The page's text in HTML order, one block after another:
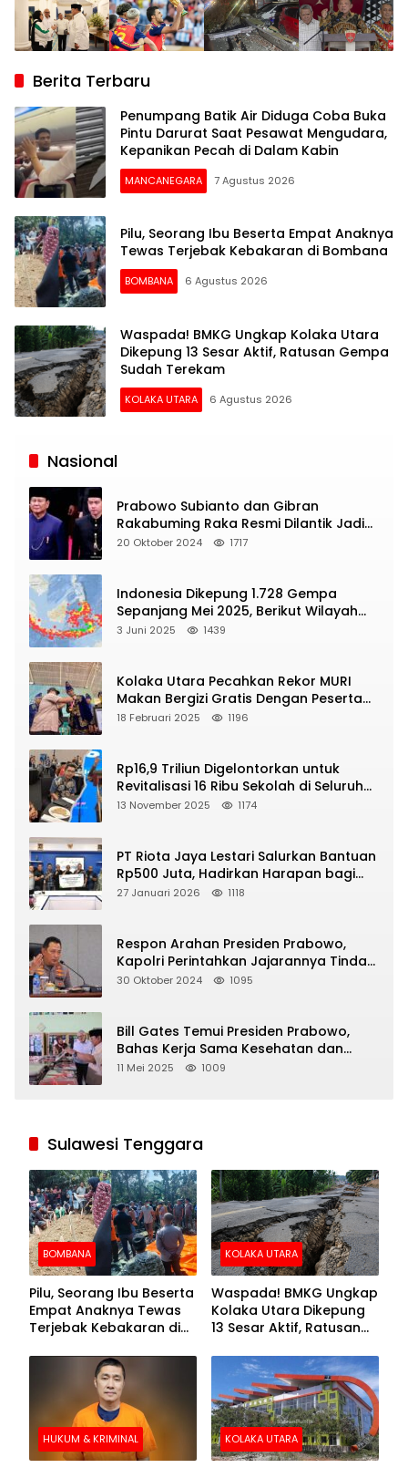
Berita Terbaru
Penumpang Batik Air Diduga Coba Buka
Pintu Darurat Saat Pesawat Mengudara,
Kepanikan Pecah di Dalam Kabin
MANCANEGARA 7 Agustus 2026
Pilu, Seorang Ibu Beserta Empat Anaknya
Tewas Terjebak Kebakaran di Bombana
BOMBANA 6 Agustus 2026
Waspada! BMKG Ungkap Kolaka Utara
Dikepung 13 Sesar Aktif, Ratusan Gempa
Sudah Terekam
KOLAKA UTARA 6 Agustus 2026
Siaran
Nasional
Prabowo Subianto dan Gibran
Rakabuming Raka Resmi Dilantik Jadi
Presiden dan Wapres RI
20 Oktober 2024 1717
Indonesia Dikepung 1.728 Gempa
Sepanjang Mei 2025, Berikut Wilayah
Yang Intens Diguncang!
3 Juni 2025 1439
Kolaka Utara Pecahkan Rekor MURI
Makan Bergizi Gratis Dengan Peserta
Terbanyak
18 Februari 2025 1196
Rp16,9 Triliun Digelontorkan untuk
Revitalisasi 16 Ribu Sekolah di Seluruh
Indonesia
13 November 2025 1174
PT Riota Jaya Lestari Salurkan Bantuan
Rp500 Juta, Hadirkan Harapan bagi
Korban Bencana di Sumatera
27 Januari 2026 1118
Respon Arahan Presiden Prabowo,
Kapolri Perintahkan Jajarannya Tindak
Tegas Pelaku Judi Online
30 Oktober 2024 1095
Bill Gates Temui Presiden Prabowo,
Bahas Kerja Sama Kesehatan dan
Program Makan Bergizi Gratis
11 Mei 2025 1009
Sulawesi Tenggara
BOMBANA
Pilu, Seorang Ibu Beserta
Empat Anaknya Tewas
Terjebak Kebakaran di
KOLAKA UTARA
Waspada! BMKG Ungkap
Kolaka Utara Dikepung
13 Sesar Aktif, Ratusan
HUKUM & KRIMINAL KOLAKA UTARA